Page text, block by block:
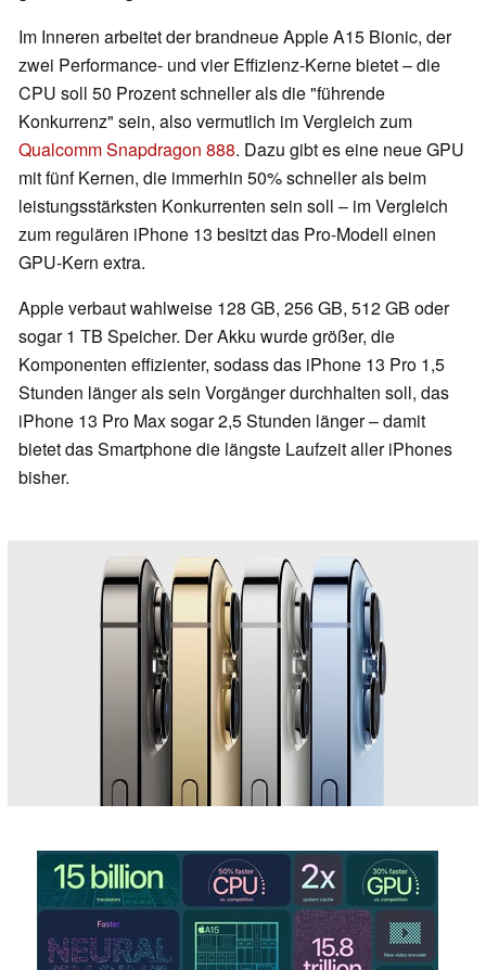
Im Inneren arbeitet der brandneue Apple A15 Bionic, der
zwei Performance- und vier Effizienz-Kerne bietet – die
CPU soll 50 Prozent schneller als die "führende
Konkurrenz" sein, also vermutlich im Vergleich zum
Qualcomm Snapdragon 888. Dazu gibt es eine neue GPU
mit fünf Kernen, die immerhin 50% schneller als beim
leistungsstärksten Konkurrenten sein soll – im Vergleich
zum regulären iPhone 13 besitzt das Pro-Modell einen
GPU-Kern extra.
Apple verbaut wahlweise 128 GB, 256 GB, 512 GB oder
sogar 1 TB Speicher. Der Akku wurde größer, die
Komponenten effizienter, sodass das iPhone 13 Pro 1,5
Stunden länger als sein Vorgänger durchhalten soll, das
iPhone 13 Pro Max sogar 2,5 Stunden länger – damit
bietet das Smartphone die längste Laufzeit aller iPhones
bisher.